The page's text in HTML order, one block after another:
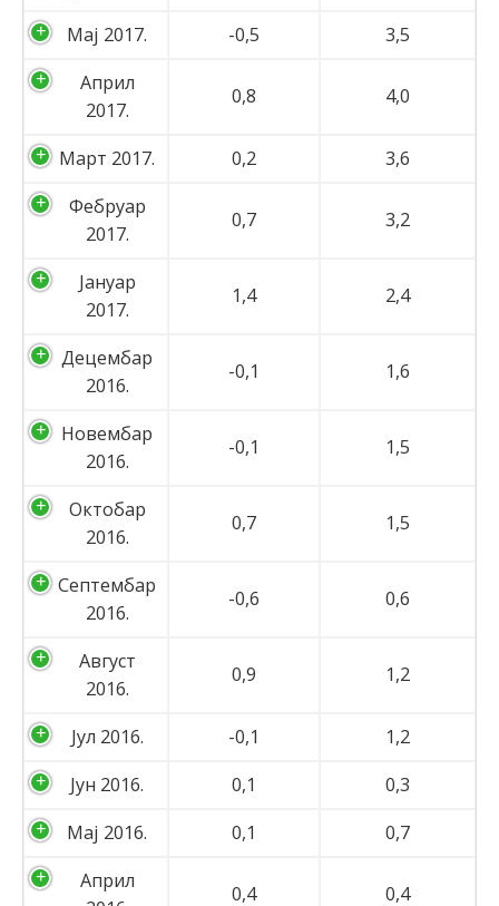
Мај 2017.
-0,5
3,5
Април
2017.
0,8 4,0
Март 2017. 0,2
3,6
Фебруар
2017.
0,7 3,2
Јануар
2017.
1,4 2,4
Децембар
2016.
-0,1 1,6
Новембар
2016.
-0,1 1,5
Октобар
2016.
0,7 1,5
Септембар
2016.
-0,6 0,6
Август
2016.
0,9 1,2
Јул 2016. -0,1
1,2
Јун 2016.
0,1
0,3
Мај 2016.
0,1
0,7
Април
0,4 0,4